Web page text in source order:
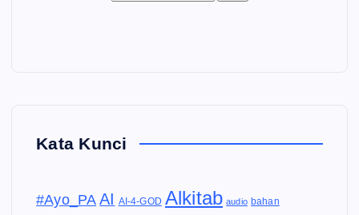
Kata Kunci
#Ayo_PA AI AI-4-GOD Alkitab audio bahan